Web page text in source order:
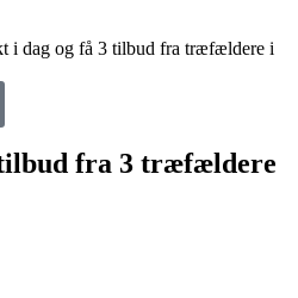
i dag og få 3 tilbud fra træfældere i
fra 3 træfældere